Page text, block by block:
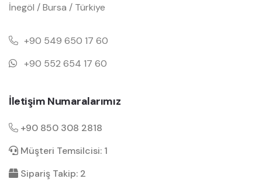
İnegöl / Bursa / Türkiye
+90 549 650 17 60
+90 552 654 17 60
İletişim Numaralarımız
+90 850 308 2818
Müşteri Temsilcisi: 1
Sipariş Takip: 2